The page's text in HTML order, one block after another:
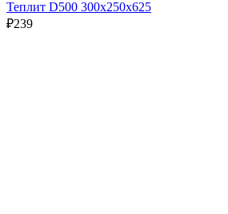
Теплит D500 300х250х625
₽239